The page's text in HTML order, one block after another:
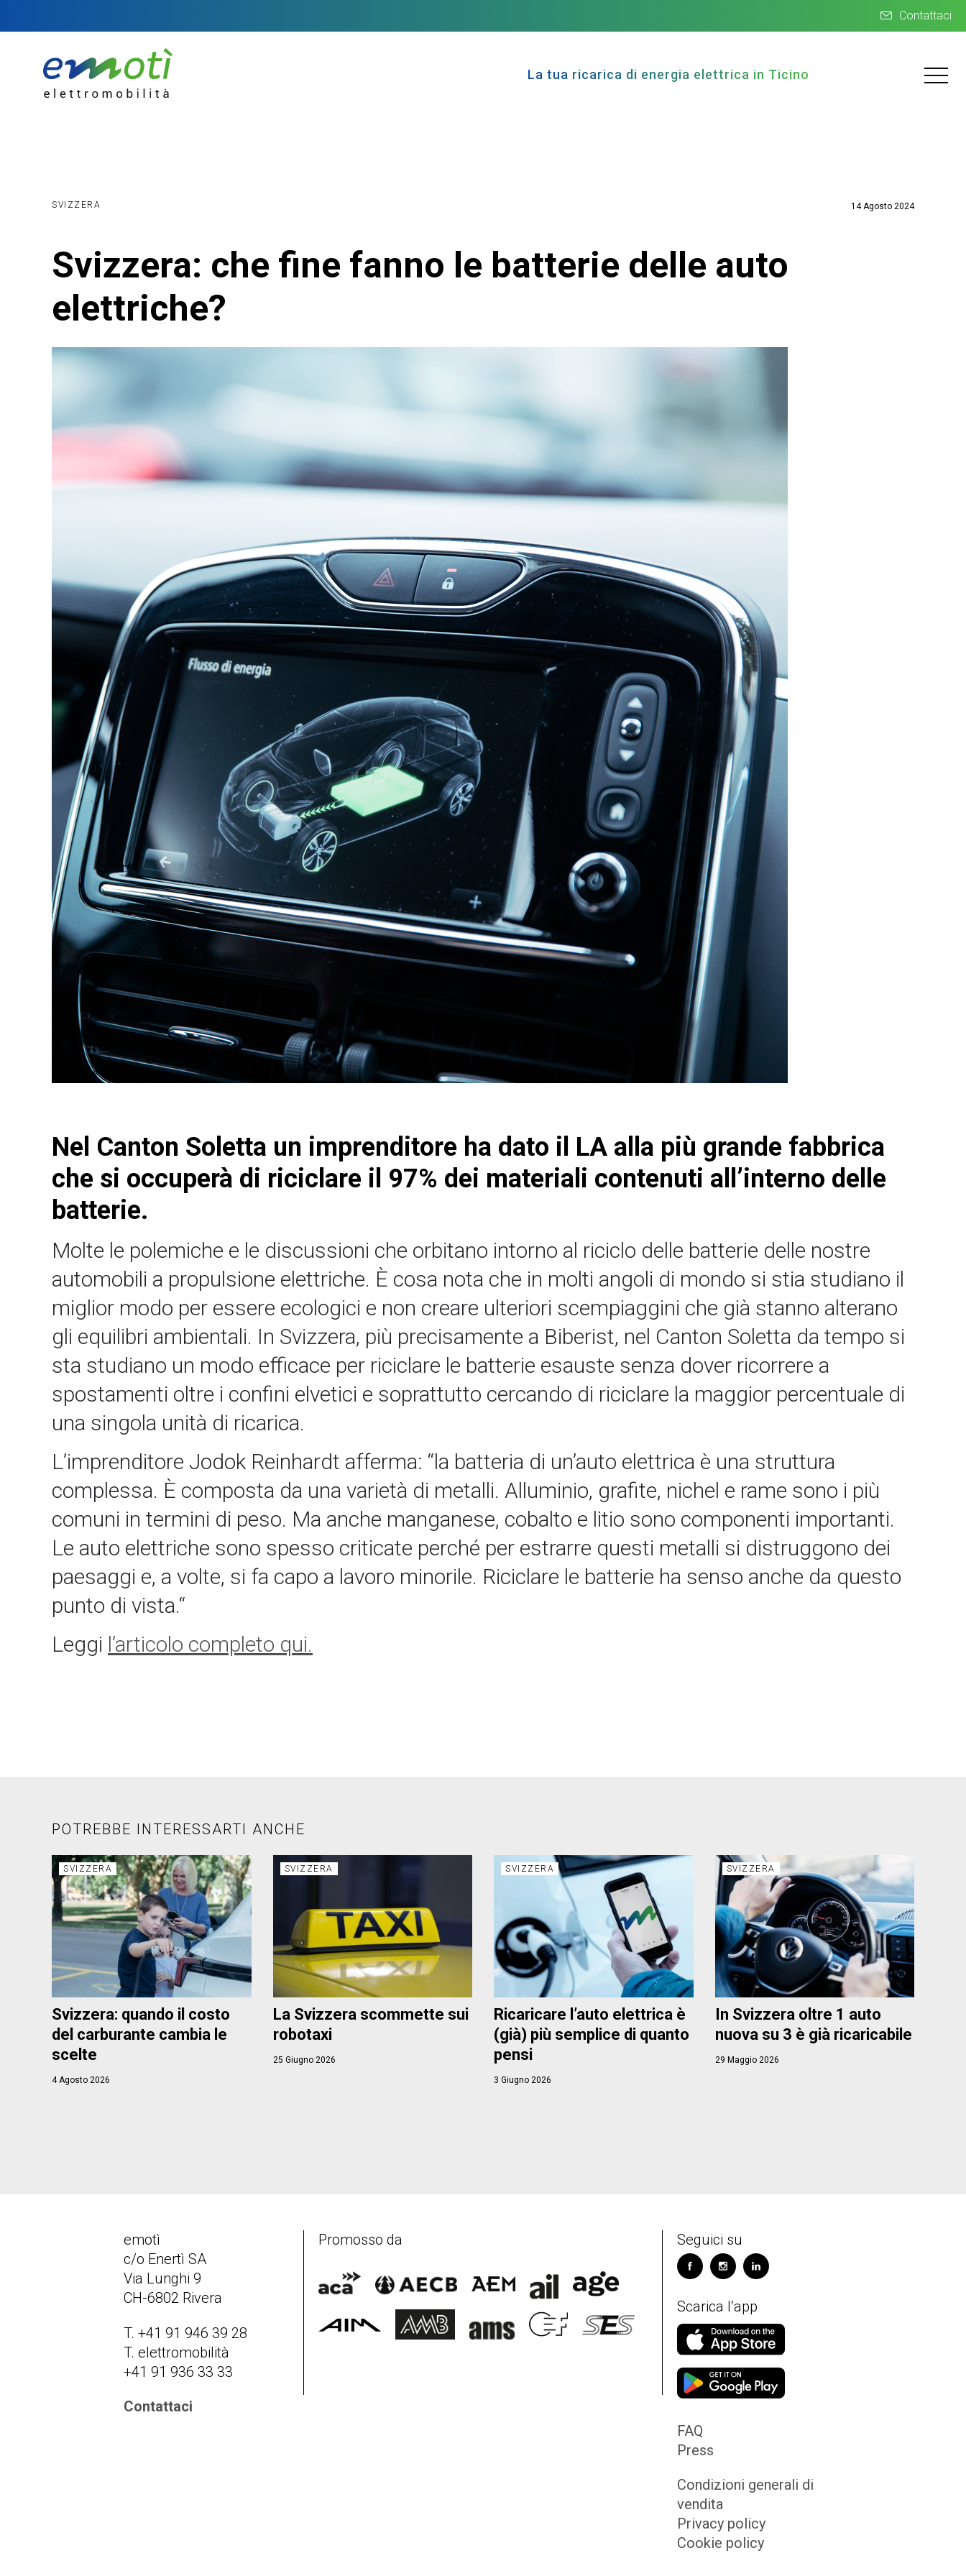
Contattaci
La tua ricarica di energia elettrica in Ticino
SVIZZERA 14 Agosto 2024
Svizzera: che fine fanno le batterie delle auto
elettriche?
Nel Canton Soletta un imprenditore ha dato il LA alla più grande fabbrica
che si occuperà di riciclare il 97% dei materiali contenuti all’interno delle
batterie.
Molte le polemiche e le discussioni che orbitano intorno al riciclo delle batterie delle nostre
automobili a propulsione elettriche. È cosa nota che in molti angoli di mondo si stia studiano il
miglior modo per essere ecologici e non creare ulteriori scempiaggini che già stanno alterano
gli equilibri ambientali. In Svizzera, più precisamente a Biberist, nel Canton Soletta da tempo si
sta studiano un modo efficace per riciclare le batterie esauste senza dover ricorrere a
spostamenti oltre i confini elvetici e soprattutto cercando di riciclare la maggior percentuale di
una singola unità di ricarica.
L’imprenditore Jodok Reinhardt afferma: “la batteria di un’auto elettrica è una struttura
complessa. È composta da una varietà di metalli. Alluminio, grafite, nichel e rame sono i più
comuni in termini di peso. Ma anche manganese, cobalto e litio sono componenti importanti.
Le auto elettriche sono spesso criticate perché per estrarre questi metalli si distruggono dei
paesaggi e, a volte, si fa capo a lavoro minorile. Riciclare le batterie ha senso anche da questo
punto di vista.“
Leggi l’articolo completo qui.
POTREBBE INTERESSARTI ANCHE
SVIZZERA
Svizzera: quando il costo
del carburante cambia le
scelte
4 Agosto 2026
SVIZZERA
La Svizzera scommette sui
robotaxi
25 Giugno 2026
SVIZZERA
Ricaricare l’auto elettrica è
(già) più semplice di quanto
pensi
3 Giugno 2026
SVIZZERA
In Svizzera oltre 1 auto
nuova su 3 è già ricaricabile
29 Maggio 2026
emotì
c/o Enertì SA
Via Lunghi 9
CH-6802 Rivera
T. +41 91 946 39 28
T. elettromobilità
+41 91 936 33 33
Contattaci
Promosso da Seguici su
Scarica l’app
FAQ
Press
Condizioni generali di
vendita
Privacy policy
Cookie policy